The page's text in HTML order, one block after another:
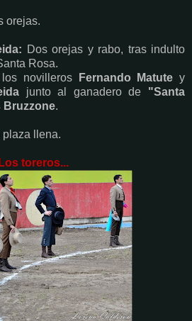
orejas.
Dos orejas y rabo, tras indulto
Rosa.
novilleros
Fernando Matute y
junto al ganadero de "Santa
Bruzzone.
plaza llena.
Los toreros...